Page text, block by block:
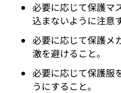
必要に応じて保護マ
込まないように注意
必要に応じて保護メ
激を避けること。
必要に応じて保護服
うにすること。